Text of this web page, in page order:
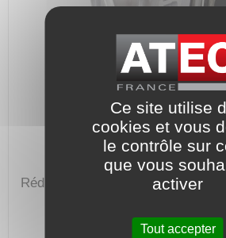
Réducteur de vitesse de 80 avec
Code article :
Ce site utilise
cookies et vous
le contrôle sur
que vous
activer
Tout accepter